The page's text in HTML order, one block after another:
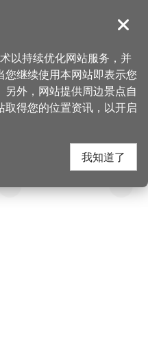
導覽
园机场捷
啡厅 周边
关闭
以持续优化网站服务，并
继续使用本网站即表示您
外，网站提供周边景点自
得您的位置资讯，以开启
我知道了